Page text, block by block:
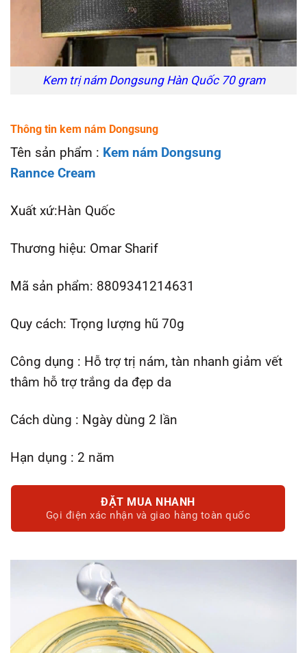
Kem trị nám Dongsung Hàn Quốc 70 gram
Thông tin kem nám Dongsung
Tên sản phẩm : Kem nám Dongsung
Rannce Cream
Xuất xứ:Hàn Quốc
Thương hiệu: Omar Sharif
Mã sản phẩm: 8809341214631
Quy cách: Trọng lượng hũ 70g
Công dụng : Hỗ trợ trị nám, tàn nhanh giảm vết
thâm hỗ trợ trắng da đẹp da
Cách dùng : Ngày dùng 2 lần
Hạn dụng : 2 năm
ĐẶT MUA NHANH
Gọi điện xác nhận và giao hàng toàn quốc